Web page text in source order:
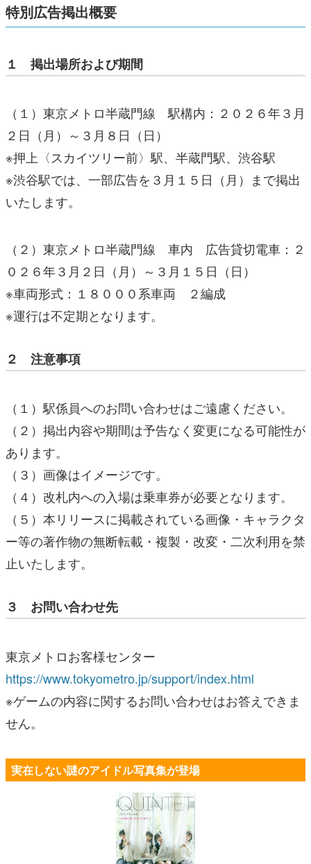
特別広告掲出概要
１ 掲出場所および期間
（１）東京メトロ半蔵門線 駅構内：２０２６年３月
２日（月）～３月８日（日）
※押上〈スカイツリー前〉駅、半蔵門駅、渋谷駅
※渋谷駅では、一部広告を３月１５日（月）まで掲出
いたします。
（２）東京メトロ半蔵門線 車内 広告貸切電車：２
０２６年３月２日（月）～３月１５日（日）
※車両形式：１８０００系車両 ２編成
※運行は不定期となります。
２ 注意事項
（１）駅係員へのお問い合わせはご遠慮ください。
（２）掲出内容や期間は予告なく変更になる可能性が
あります。
（３）画像はイメージです。
（４）改札内への入場は乗車券が必要となります。
（５）本リリースに掲載されている画像・キャラクタ
ー等の著作物の無断転載・複製・改変・二次利用を禁
止いたします。
３ お問い合わせ先
東京メトロお客様センター
https://www.tokyometro.jp/support/index.html
※ゲームの内容に関するお問い合わせはお答えできま
せん。
実在しない謎のアイドル写真集が登場